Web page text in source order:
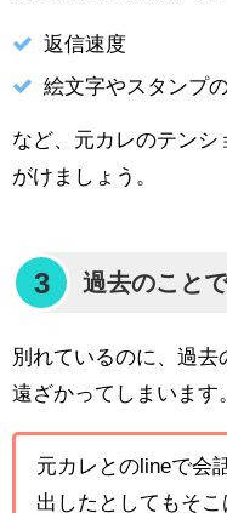
返信速度
絵文字やスタンプ
など、元カレのテン
がけましょう。
3 過去のこと
別れているのに、過
遠ざかってしまいます
元カレとのlineで会
出したとしてもそ